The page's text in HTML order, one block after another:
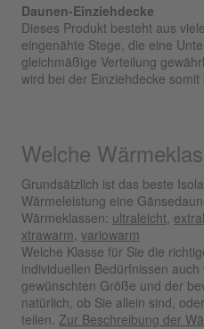
Daunen-Einziehdecke
Dieses Produkt besteht aus
eingenähte Stege, die eine
gleichmäßige Verteilung
wird bei der Einziehdecke somit
Welche
Grundsätzlich ist das beste
Wärmeleistung eine
Wärmeklassen: ultraleicht
xtrawarm variowarm
Welche Klasse für Sie die
individuellen Bedürfnissen
gewünschten Größe und der
natürlich, ob Sie allein sind,
teilen. Zur Beschreibung der